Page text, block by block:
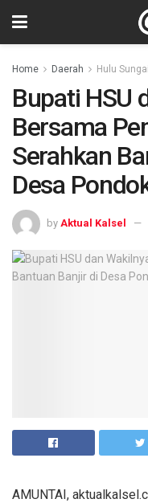
Home Daerah Hulu
Bupati HSU
Bersama
Serahkan
Desa
by Aktual Kalsel
AMUNTAI,